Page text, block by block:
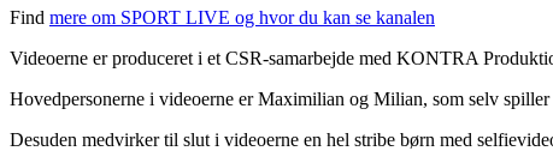
Find mere om SPORT LIVE og hvor du kan se kanalen
Videoerne er produceret i et CSR-samarbejde med KONTRA
Hovedpersonerne i videoerne erMaximilian og Milian, som selv
Desuden medvirker til slut i videoerne en hel stribe børn med